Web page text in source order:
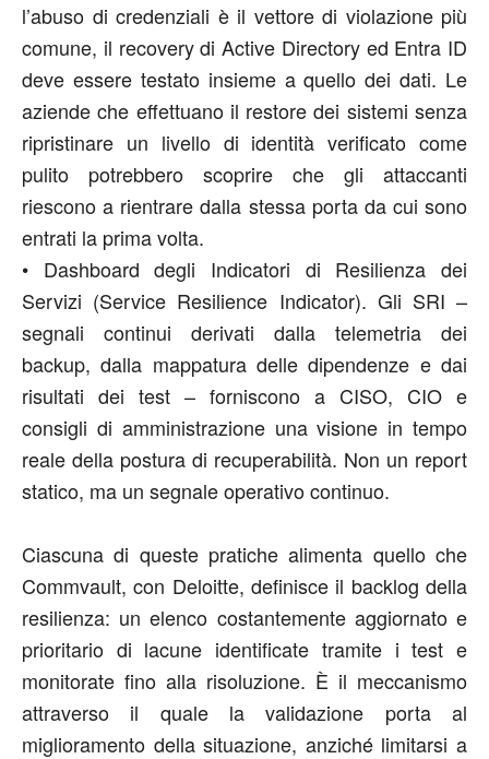
l’abuso di credenziali è il vettore di violazione più
comune, il recoverydi Active Directory ed Entra ID
deve essere testato insieme aquello dei dati. Le
aziende che effettuano il restore dei sistemi senza
ripristinare un livello di identità verificato come
pulito potrebbero scoprire che gli attaccanti
riescono a rientrare dalla stessa portada cui sono
entrati la prima volta.
• Dashboard degli Indicatori di Resilienza dei
Servizi (Service Resilience Indicator). Gli SRI –
segnali continui derivati dalla telemetria dei
backup, dalla mappatura delle dipendenze e dai
risultati dei test – forniscono a CISO, CIO e
consigli di amministrazione una visione in tempo
reale della postura di recuperabilità. Non un report
statico, ma un segnale operativo continuo.
Ciascuna di queste pratiche alimenta quello che
Commvault, con Deloitte, definisce il backlog della
resilienza: un elenco costantemente aggiornato e
prioritario di lacune identificate tramite i test e
monitorate fino alla risoluzione. È il meccanismo
attraverso il quale la validazione porta al
miglioramento della situazione, anziché limitarsi a